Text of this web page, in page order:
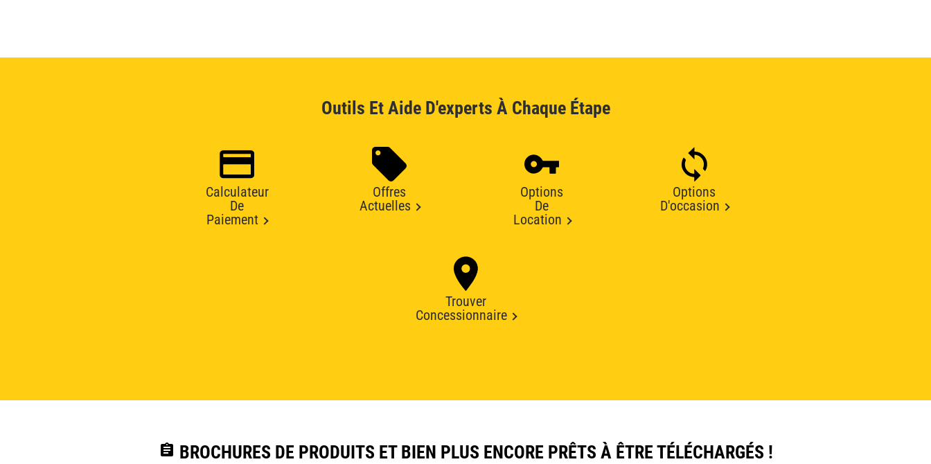
Outils Et Aide D'experts À Chaque Étape
Calculateur
De
Paiement
Offres
Actuelles
Options
De
Location
Options
D'occasion
Trouver
Concessionnaire
assignment BROCHURES DE PRODUITS ET BIEN PLUS ENCORE PRÊTS À ÊTRE TÉLÉCHARGÉS !